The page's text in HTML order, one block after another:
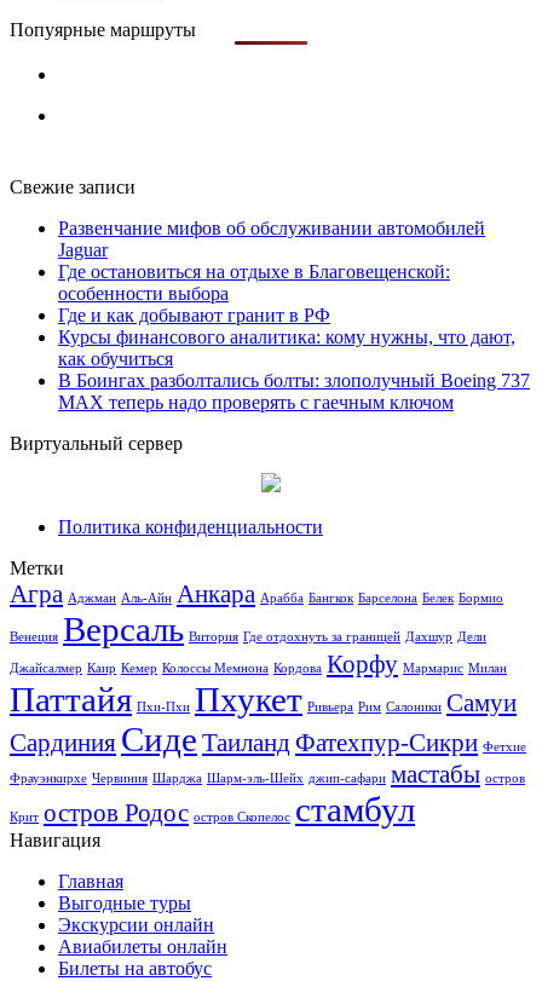
Попуярные маршруты
Свежие записи
Развенчание мифов об обслуживании автомобилей
Jaguar
Где остановиться на отдыхе в Благовещенской:
особенности выбора
Где и как добывают гранит в РФ
Курсы финансового аналитика: кому нужны, что дают,
как обучиться
В Боингах разболтались болты: злополучный Boeing 737
MAX теперь надо проверять с гаечным ключом
Виртуальный сервер
Политика конфиденциальности
Метки
Агра Аджман Аль-Айн Анкара Арабба Бангкок Барселона Белек Бормио
Венеция Версаль Витория Где отдохнуть за границей Дахшур Дели
Джайсалмер Каир Кемер Колоссы Мемнона Кордова Корфу Мармарис Милан
Паттайя Пхи-Пхи Пхукет Ривьера Рим Салоники Самуи
Сардиния Сиде ТаиландФатехпур-Сикри Фетхие
Фрауэнкирхе Червиния Шарджа Шарм-эль-Шейх джип-сафари мастабы остров
Крит остров Родос остров Скопелос стамбул
Навигация
Главная
Выгодные туры
Экскурсии онлайн
Авиабилеты онлайн
Билеты на автобус